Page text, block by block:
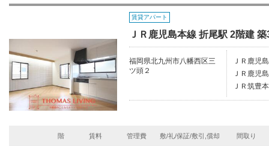
賃貸アパート
ＪＲ鹿児島本線 折尾駅 2階建
福岡県北九州市八幡西区三
ツ頭２
ＪＲ鹿児
ＪＲ鹿児
ＪＲ筑豊
階 賃料 管理費 敷/礼/保証/敷引,償却 間取り